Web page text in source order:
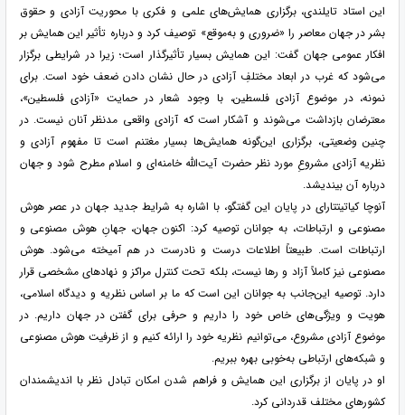
این استاد تایلندی، برگزاری همایش‌های علمی و فکری با محوریت آزادی و حقوق
بشر در جهان معاصر را «ضروری و به‌موقع» توصیف کرد و درباره تأثیر این همایش بر
افکار عمومی جهان گفت: این همایش بسیار تأثیرگذار است؛ زیرا در شرایطی برگزار
می‌شود که غرب در ابعاد مختلفِ آزادی در حال نشان دادن ضعف خود است. برای
نمونه، در موضوع آزادی فلسطین، با وجود شعار در حمایت «آزادی فلسطین»،
معترضان بازداشت می‌شوند و آشکار است که آزادی واقعی مدنظر آنان نیست. در
چنین وضعیتی، برگزاری این‌گونه همایش‌ها بسیار مغتنم است تا مفهوم آزادی و
نظریه آزادی مشروعِ مورد نظر حضرت آیت‌الله خامنه‌ای و اسلام مطرح شود و جهان
درباره آن بیندیشد.
آنوچا کیاتیتتارای در پایان این گفتگو، با اشاره به شرایط جدید جهان در عصر هوش
مصنوعی و ارتباطات، به جوانان توصیه کرد: اکنون جهان، جهانِ هوش مصنوعی و
ارتباطات است. طبیعتاً اطلاعات درست و نادرست در هم آمیخته می‌شود. هوش
مصنوعی نیز کاملاً آزاد و رها نیست، بلکه تحت کنترل مراکز و نهادهای مشخصی قرار
دارد. توصیه این‌جانب به جوانان این است که ما بر اساس نظریه و دیدگاه اسلامی،
هویت و ویژگی‌های خاص خود را داریم و حرفی برای گفتن در جهان داریم. در
موضوع آزادی مشروع، می‌توانیم نظریه خود را ارائه کنیم و از ظرفیت هوش مصنوعی
و شبکه‌های ارتباطی به‌خوبی بهره ببریم.
او در پایان از برگزاری این همایش و فراهم شدن امکان تبادل نظر با اندیشمندان
کشورهای مختلف قدردانی کرد.